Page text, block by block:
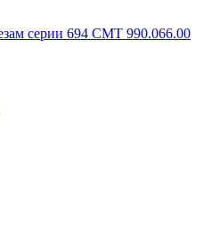
серии 694 CMT 990.066.00